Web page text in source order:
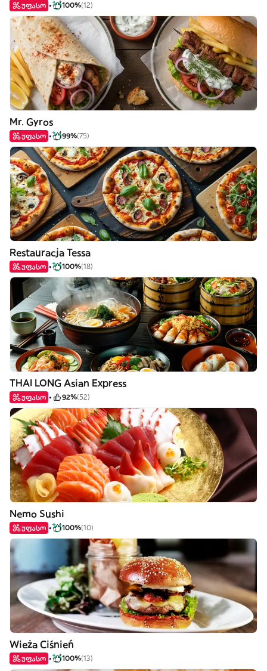
უფასო 100%(12)
Mr. Gyros
უფასო 99%(75)
Restauracja Tessa
უფასო 100%(18)
THAI LONG Asian Express
უფასო 92%(52)
Nemo Sushi
უფასო 100%(10)
Wieża Ciśnień
უფასო 100%(13)